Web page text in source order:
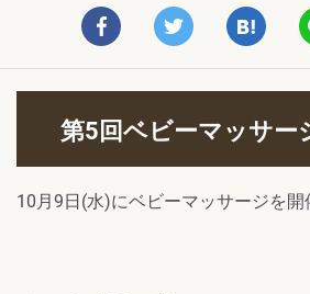
第5回ベビーマッサ
10月9日(水)にベビーマッサージを開